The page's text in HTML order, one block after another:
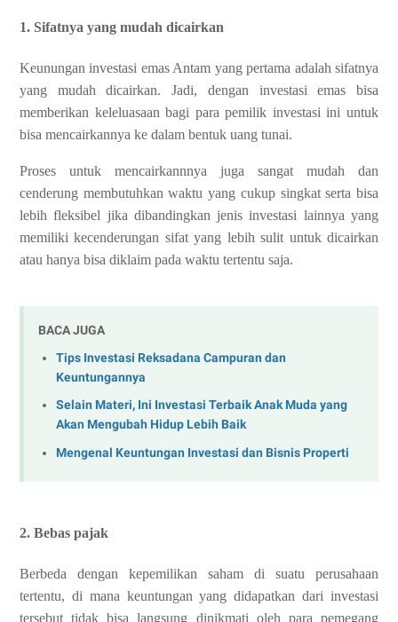
1. Sifatnya yang mudah dicairkan
Keunungan investasi emas Antam yang pertama adalah sifatnya
yang mudah dicairkan. Jadi, dengan investasi emas bisa
memberikan keleluasaan bagi para pemilik investasi ini untuk
bisa mencairkannya ke dalam bentuk uang tunai.
Proses untuk mencairkannnya juga sangat mudah dan
cenderung membutuhkan waktu yang cukup singkat serta bisa
lebih fleksibel jika dibandingkan jenis investasi lainnya yang
memiliki kecenderungan sifat yang lebih sulit untuk dicairkan
atau hanya bisa diklaim pada waktu tertentu saja.
BACA JUGA
Tips Investasi Reksadana Campuran dan
Keuntungannya
Selain Materi, Ini Investasi Terbaik Anak Muda yang
Akan Mengubah Hidup Lebih Baik
Mengenal Keuntungan Investasi dan Bisnis Properti
2. Bebas pajak
Berbeda dengan kepemilikan saham di suatu perusahaan
tertentu, di mana keuntungan yang didapatkan dari investasi
tersebut tidak bisa langsung dinikmati oleh para pemegang